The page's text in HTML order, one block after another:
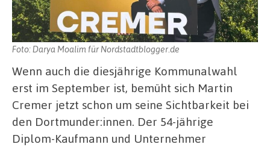
Foto: Darya Moalim für Nordstadtblogger.de
Wenn auch die diesjährige Kommunalwahl
erst im September ist, bemüht sich Martin
Cremer jetzt schon um seine Sichtbarkeit bei
den Dortmunder:innen. Der 54-jährige
Diplom-Kaufmann und Unternehmer